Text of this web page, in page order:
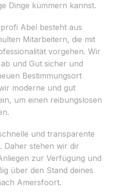
Dinge kümmern kannst.
Abel besteht aus
Mitarbeitern, die mit
vorgehen. Wir
und Gut sicher und
Bestimmungsort
moderne und gut
um einen reibungslosen
und transparente
Daher stehen wir dir
zur Verfügung und
über den Stand deines
Amersfoort.